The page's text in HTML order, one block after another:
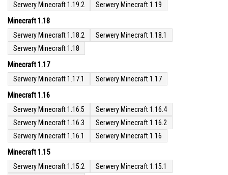
Serwery Minecraft 1.19.2
Serwery Minecraft 1.19
Minecraft 1.18
Serwery Minecraft 1.18.2
Serwery Minecraft 1.18.1
Serwery Minecraft 1.18
Minecraft 1.17
Serwery Minecraft 1.17.1 Serwery Minecraft 1.17
Minecraft 1.16
Serwery Minecraft 1.16.5
Serwery Minecraft 1.16.4
Serwery Minecraft 1.16.3
Serwery Minecraft 1.16.2
Serwery Minecraft 1.16.1
Serwery Minecraft 1.16
Minecraft 1.15
Serwery Minecraft 1.15.2
Serwery Minecraft 1.15.1